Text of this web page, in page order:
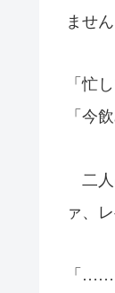
ませ
「忙
「今
二人
ァ、
「……